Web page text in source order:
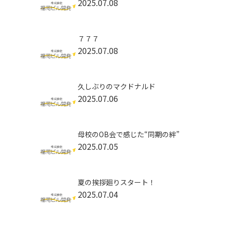
2025.07.08
７７７
2025.07.08
久しぶりのマクドナルド
2025.07.06
母校のOB会で感じた“同期の絆”
2025.07.05
夏の挨拶廻りスタート！
2025.07.04